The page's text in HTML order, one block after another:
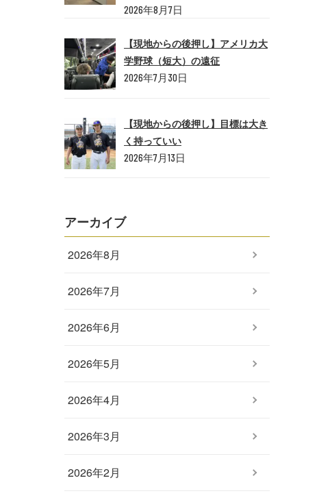
2026年8月7日
【現地からの後押し】アメリカ大
学野球（短大）の遠征
2026年7月30日
【現地からの後押し】目標は大き
く持っていい
2026年7月13日
アーカイブ
2026年8月
2026年7月
2026年6月
2026年5月
2026年4月
2026年3月
2026年2月